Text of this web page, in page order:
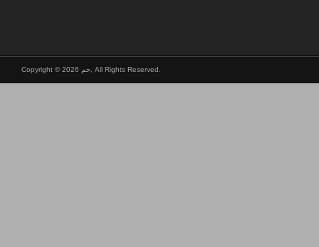
Copyright © 2026 حم, All Rights Reserved.